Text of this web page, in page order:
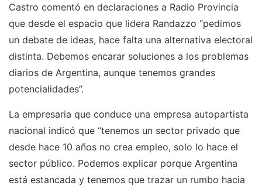
Castro comentó en declaraciones a Radio Provincia
que desde el espacio que lidera Randazzo “pedimos
un debate de ideas, hace falta una alternativa electoral
distinta. Debemos encarar soluciones a los problemas
diarios de Argentina, aunque tenemos grandes
potencialidades”.
La empresaria que conduce una empresa autopartista
nacional indicó que “tenemos un sector privado que
desde hace 10 años no crea empleo, solo lo hace el
sector público. Podemos explicar porque Argentina
está estancada y tenemos que trazar un rumbo hacia